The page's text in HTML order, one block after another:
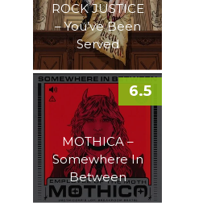
ROCK JUSTICE
– You’ve Been
Served
MOTHICA –
Somewhere In
Between
6.5